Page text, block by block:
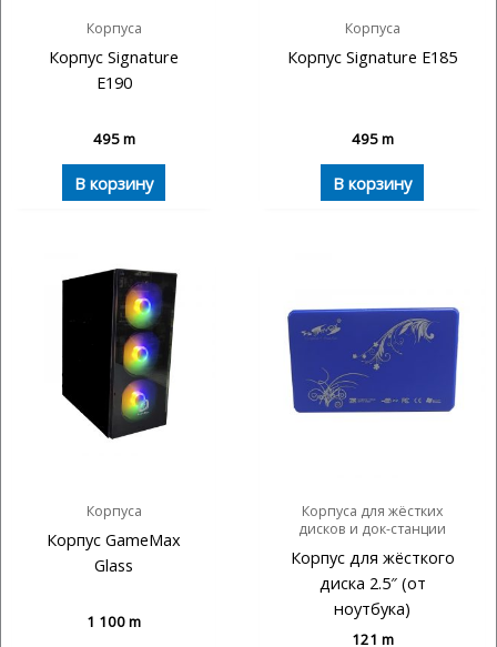
Корпуса
Корпус Signature
E190
495m
В корзину
Корпуса
Корпус Signature E185
495m
В корзину
Корпуса
Корпус GameMax
Glass
1 100m
Корпуса для жёстких
дисков и док-станции
Корпус для жёсткого
диска 2.5″ (от
ноутбука)
121 m